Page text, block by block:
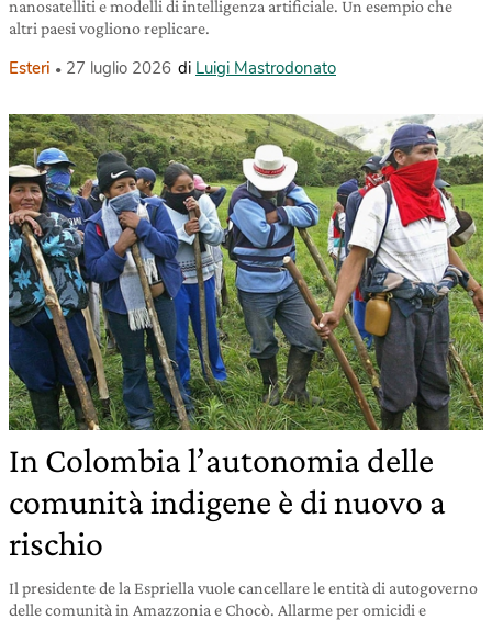
nanosatelliti e modelli di intelligenza artificiale. Un esempio che
altri paesi vogliono replicare.
Esteri 27 luglio 2026 di Luigi Mastrodonato
In Colombia l’autonomia delle
comunità indigene è di nuovo a
rischio
Il presidente de la Espriella vuole cancellare le entità di autogoverno
delle comunità in Amazzonia e Chocò. Allarme per omicidi e